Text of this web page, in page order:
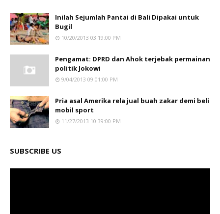
Inilah Sejumlah Pantai di Bali Dipakai untuk
Bugil
10/20/2013 03:19:00 PM
Pengamat: DPRD dan Ahok terjebak permainan
politik Jokowi
9/04/2013 09:01:00 PM
Pria asal Amerika rela jual buah zakar demi beli
mobil sport
11/27/2013 10:39:00 PM
SUBSCRIBE US